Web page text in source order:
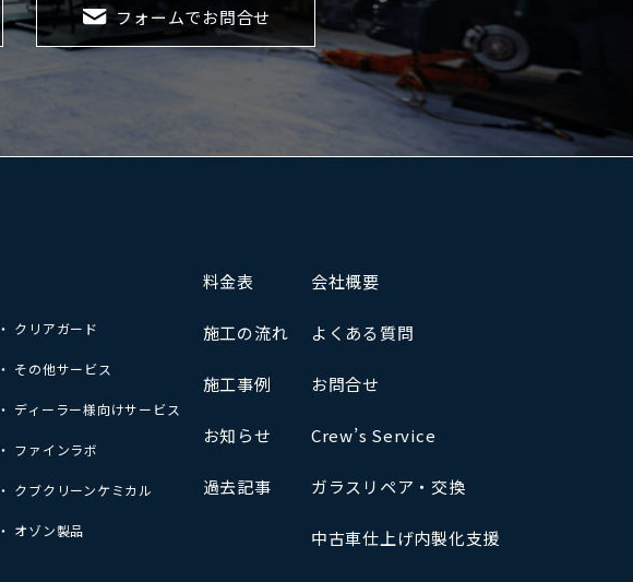
フォームでお問合せ
・ クリアガード
・ その他サービス
・ ディーラー様向けサービス
・ ファインラボ
・ クブクリーンケミカル
・ オゾン製品
料金表
施工の流れ
施工事例
お知らせ
過去記事
会社概要
よくある質問
お問合せ
Crew’s Service
ガラスリペア・交換
中古車仕上げ内製化支援